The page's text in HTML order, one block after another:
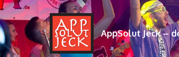
AppSolut Jeck –